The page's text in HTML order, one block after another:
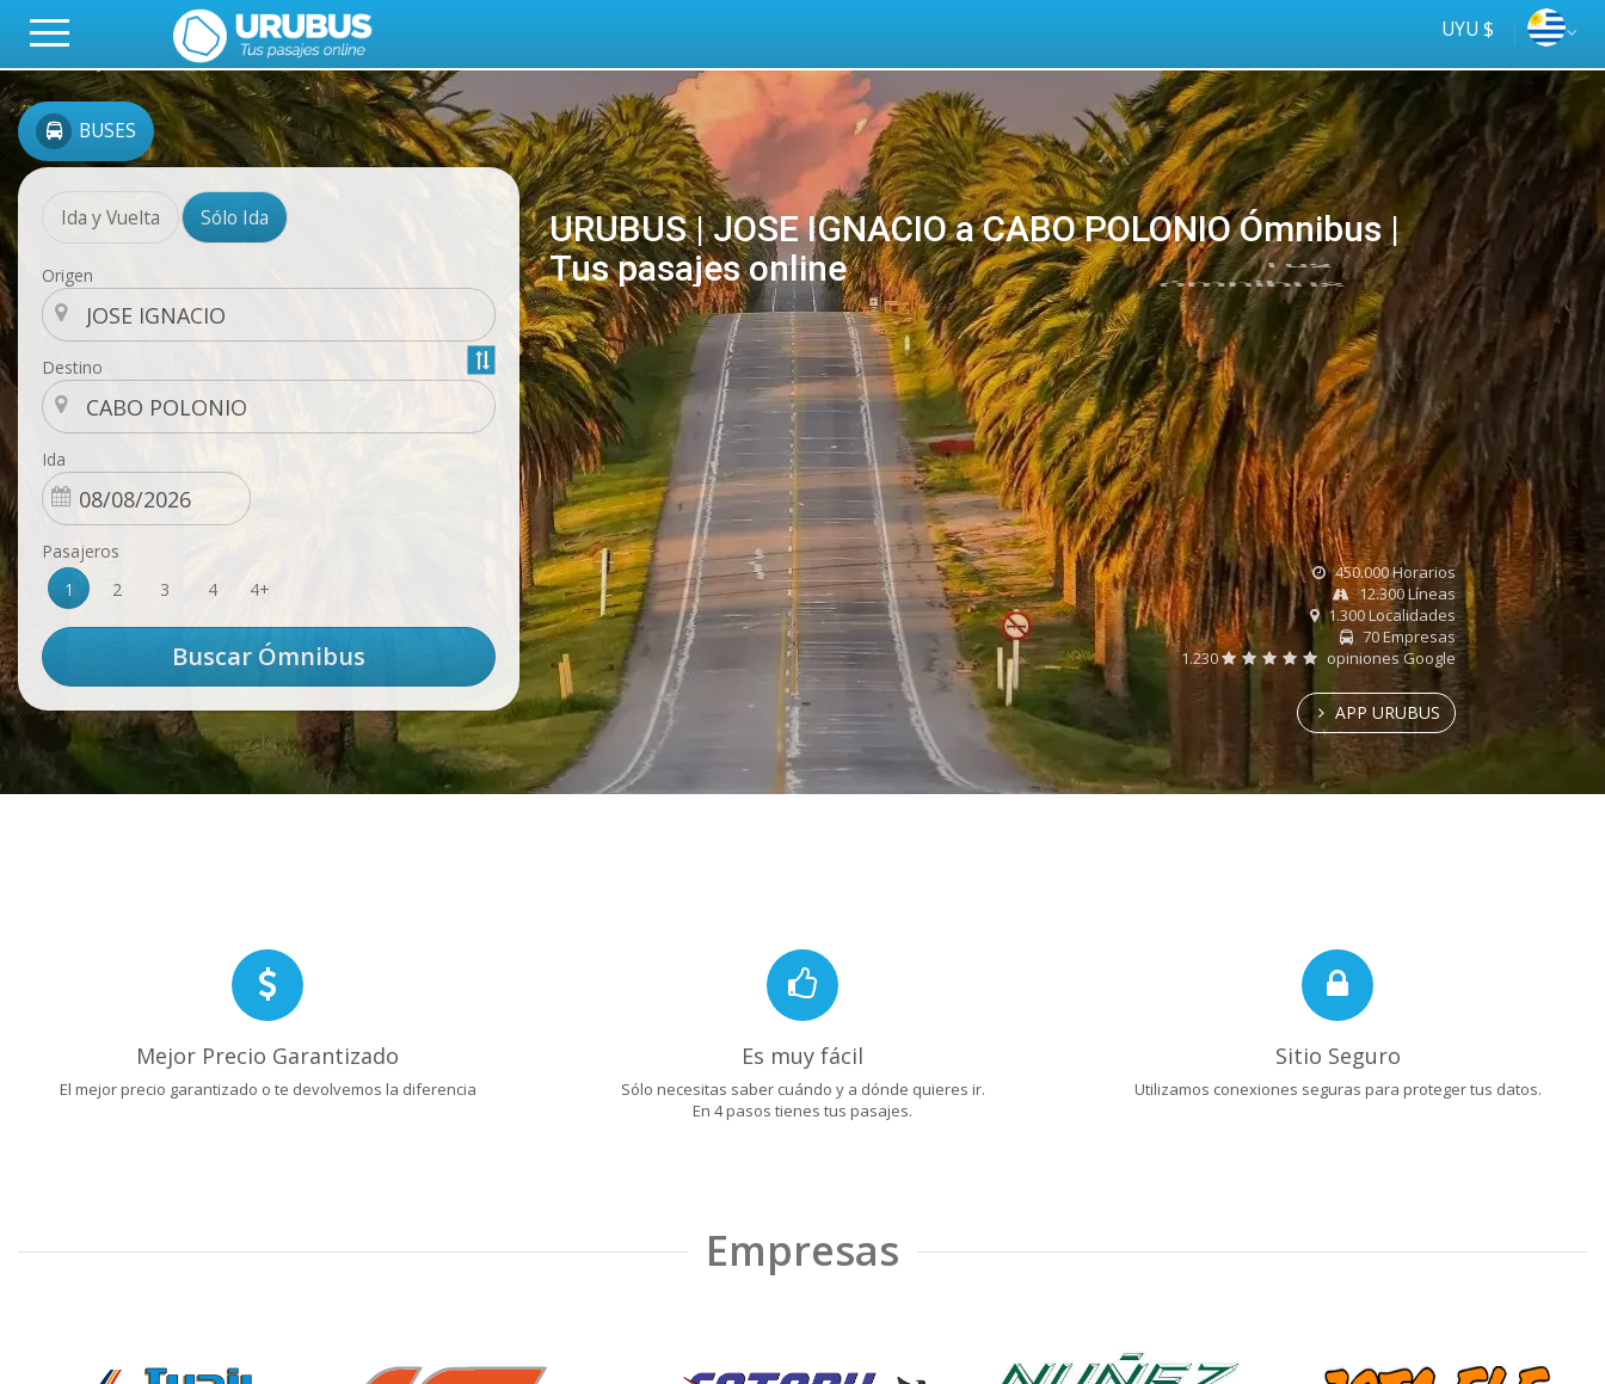
UYU $
BUSES
Ida y Vuelta Sólo Ida
Origen
Destino
Ida
Pasajeros
1
2 3 4 4+
URUBUS | JOSE IGNACIO a CABO POLONIO Ómnibus |
Tus pasajes online
online
Tus
ómnibus
450.000 Horarios
12.300 Líneas
1.300 Localidades
70 Empresas
1.230
opiniones Google
APP URUBUS
Mejor Precio Garantizado
El mejor precio garantizado o te devolvemos la diferencia
Es muy fácil
Sólo necesitas saber cuándo y a dónde quieres ir.
En 4 pasos tienes tus pasajes.
Sitio Seguro
Utilizamos conexiones seguras para proteger tus datos.
Empresas